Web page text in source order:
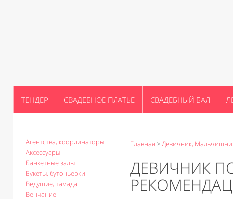
ТЕНДЕР СВАДЕБНОЕ ПЛАТЬЕ СВАДЕБНЫЙ БАЛ
Агентства, координаторы
Аксессуары
Банкетные залы
Букеты, бутоньерки
Ведущие, тамада
Венчание
Главная >Девичник,
ДЕВИЧНИК